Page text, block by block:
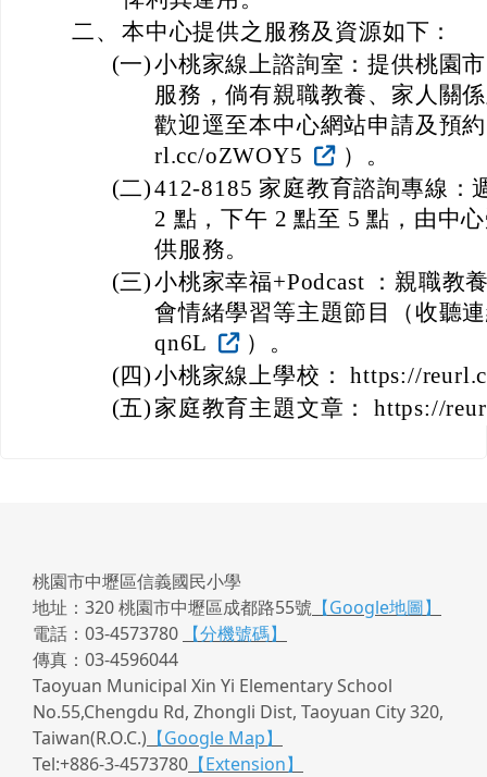
二、 本中心提供之服務及資源如下：
(一)小桃家線上諮詢室：提供桃園
服務，倘有親職教養、家人關
歡迎逕至本中心網站申請及預
rl.cc/oZWOY5
）。
(二)412-8185 家庭教育諮詢專線：
2 點，下午 2 點至 5 點，由中
供服務。
(三)小桃家幸福+Podcast ：親職教
會情緒學習等主題節目（收聽
qn6L
）。
(四)小桃家線上學校： https://
(五) 家庭教育主題文章： https://
桃園市中壢區信義國民小學
地址：320 桃園市中壢區成都路55號 【Google地圖】
電話：03-4573780
【分機號碼】
傳真：03-4596044
Taoyuan Municipal Xin Yi Elementary School
No.55,Chengdu Rd, Zhongli Dist, Taoyuan City 320,
Taiwan(R.O.C.) 【Google Map】
Tel:+886-3-4573780 【Extension】